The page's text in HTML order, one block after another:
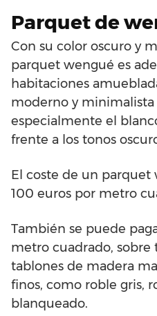
Parquet de
Con su color oscuro y
parquet wengué es
habitaciones
moderno y minimalista
especialmente el
frente a los tonos
El coste de un parquet
100 euros por metro
También se puede
metro cuadrado, sobre
tablones de madera
finos, como roble gris,
blanqueado.